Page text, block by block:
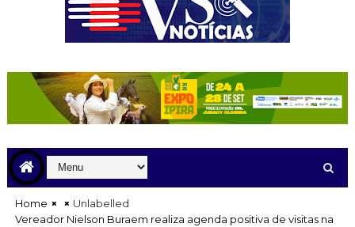
Home
Unlabelled
Vereador Nielson Buraem realiza agenda positiva de visitas na